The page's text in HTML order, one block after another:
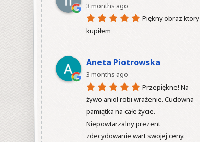
3 months ago
Piękny obraz ktory
kupiłem
Aneta Piotrowska
3 months ago
Przepiękne! Na
żywo anioł robi wrażenie. Cudowna
pamiątka na całe życie.
Niepowtarzalny prezent
zdecydowanie wart swojej ceny.